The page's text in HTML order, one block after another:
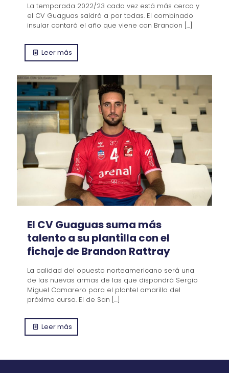
La temporada 2022/23 cada vez está más cerca y
el CV Guaguas saldrá a por todas. El combinado
insular contará el año que viene con Brandon […]
Leer más
El CV Guaguas suma más
talento a su plantilla con el
fichaje de Brandon Rattray
La calidad del opuesto norteamericano será una
de las nuevas armas de las que dispondrá Sergio
Miguel Camarero para el plantel amarillo del
próximo curso. El de San […]
Leer más